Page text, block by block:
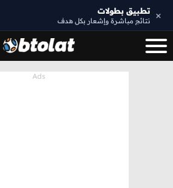
× تطبيق بطولات
نتائج مباشرة وإشعار بكل هدف